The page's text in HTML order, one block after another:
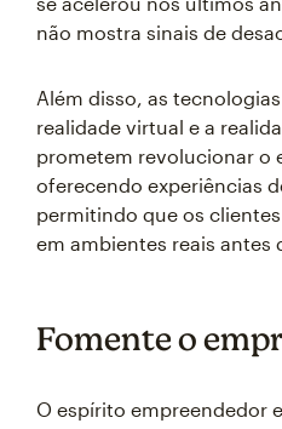
não mostra sinais de
Além disso, as
realidade virtual e a
prometem revolucionar o
oferecendo experiências
permitindo que os
em ambientes reais antes
Fomente o
O espírito empreendedor